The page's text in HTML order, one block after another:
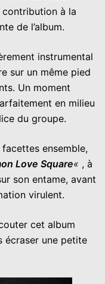
à la
de l’album.
instrumental
sur un même pied
Un moment
en milieu
du groupe.
ensemble,
Love Square« , à
son entame, avant
virulent.
cet album
écraser une petite